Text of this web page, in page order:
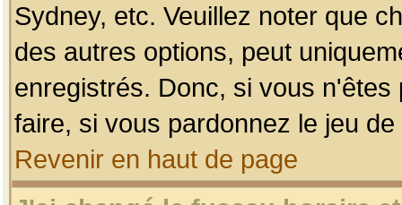
Sydney, etc. Veuillez noter que
des autres options, peut
enregistrés. Donc, si vous
faire, si vous pardonnez le jeu
Revenir en haut de page